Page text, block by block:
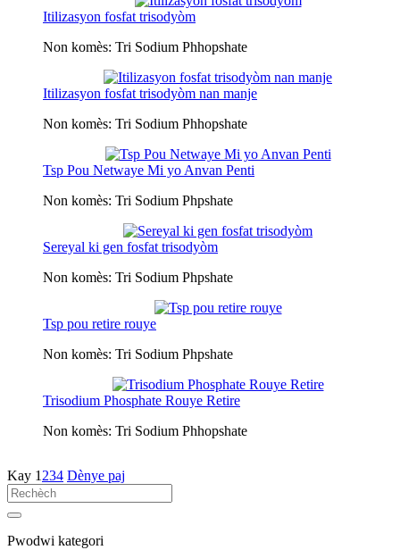
Itilizasyon fosfat trisodyòm
Non komès: Tri Sodium Phhopshate
Itilizasyon fosfat trisodyòm nan manje
Non komès: Tri Sodium Phhopshate
Tsp Pou Netwaye Mi yo Anvan Penti
Non komès: Tri Sodium Phpshate
Sereyal ki gen fosfat trisodyòm
Non komès: Tri Sodium Phpshate
Tsp pou retire rouye
Non komès: Tri Sodium Phpshate
Trisodium Phosphate Rouye Retire
Non komès: Tri Sodium Phhopshate
Kay 1 234 Dènye paj
Pwodwi kategori